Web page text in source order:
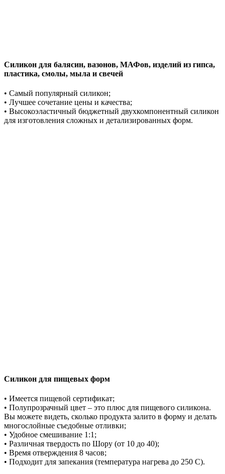
Силикон для балясин, вазонов, МАФов, изделий из гипса,
пластика, смолы, мыла и свечей
• Самый популярный силикон;
• Лучшее сочетание цены и качества;
• Высокоэластичный бюджетный двухкомпонентный силикон
для изготовления сложных и детализированных форм.
Силикон для пищевых форм
• Имеется пищевой сертификат;
• Полупрозрачный цвет – это плюс для пищевого силикона.
Вы можете видеть, сколько продукта залито в форму и делать
многослойные съедобные отливки;
• Удобное смешивание 1:1;
• Различная твердость по Шору (от 10 до 40);
• Время отверждения 8 часов;
• Подходит для запекания (температура нагрева до 250 С).